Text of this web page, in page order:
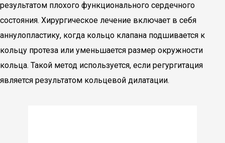
результатом плохого функционального сердечного
состояния. Хирургическое лечение включает в себя
аннулопластику, когда кольцо клапана подшивается к
кольцу протеза или уменьшается размер окружности
кольца. Такой метод используется, если регургитация
является результатом кольцевой дилатации.